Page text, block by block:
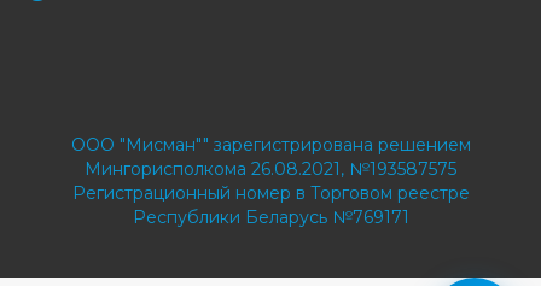
ООО "Мисман"" зарегистрирована решением
Мингорисполкома 26.08.2021, №193587575
Регистрационный номер в Торговом реестре
Республики Беларусь №769171